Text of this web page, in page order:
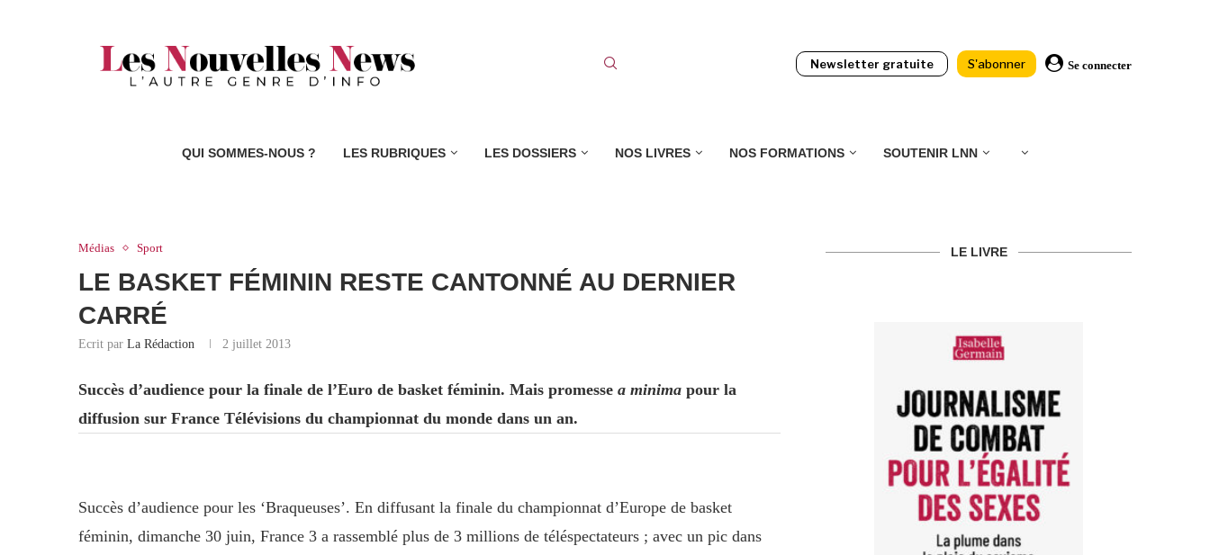
Newsletter gratuite S'abonner Se connecter
QUI SOMMES-NOUS ? LES RUBRIQUES LES DOSSIERS NOS LIVRES NOS FORMATIONS SOUTENIR LNN
Médias Sport
LE BASKET FÉMININ RESTE CANTONNÉ AU DERNIER
CARRÉ
Ecrit par La Rédaction 2 juillet 2013
Succès d’audience pour la finale de l’Euro de basket féminin. Mais promesse a minima pour la
diffusion sur France Télévisions du championnat du monde dans un an.
Succès d’audience pour les ‘Braqueuses’. En diffusant la finale du championnat d’Europe de basket
féminin, dimanche 30 juin, France 3 a rassemblé plus de 3 millions de téléspectateurs ; avec un pic dans
LE LIVRE